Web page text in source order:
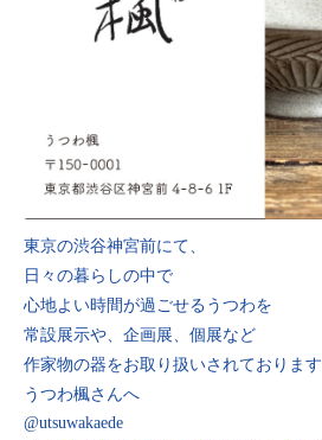
東京の渋谷神宮前にて、
日々の暮らしの中で
心地よい時間が過ごせるうつわを
常設展示や、企画展、個展など
作家物の器をお取り扱いされております
うつわ楓さんへ
@utsuwakaede